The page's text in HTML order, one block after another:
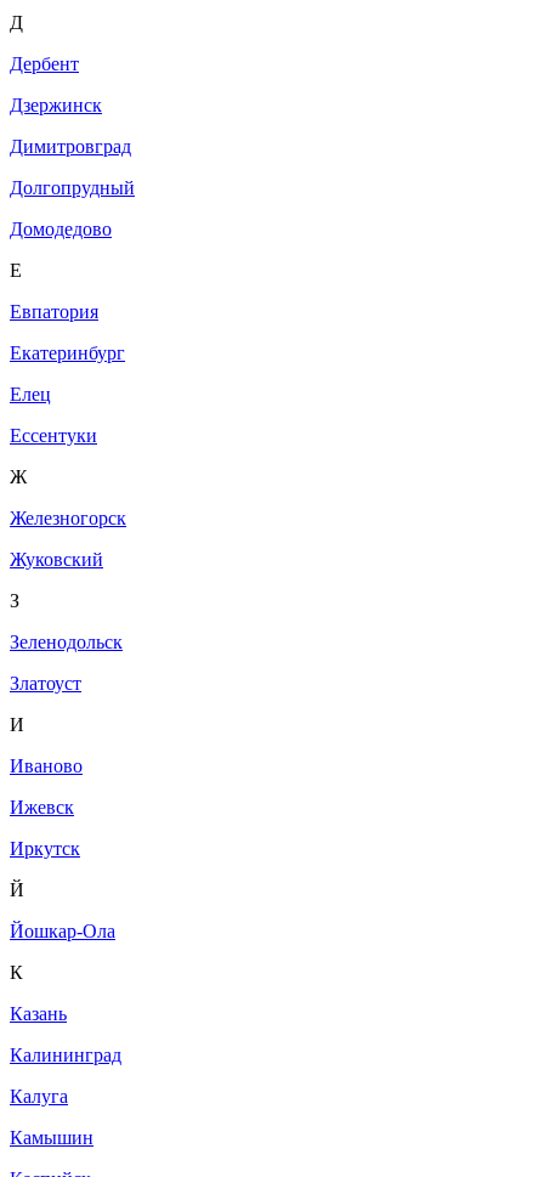
Д
Дербент
Дзержинск
Димитровград
Долгопрудный
Домодедово
Е
Евпатория
Екатеринбург
Елец
Ессентуки
Ж
Железногорск
Жуковский
З
Зеленодольск
Златоуст
И
Иваново
Ижевск
Иркутск
Й
Йошкар-Ола
К
Казань
Калининград
Калуга
Камышин